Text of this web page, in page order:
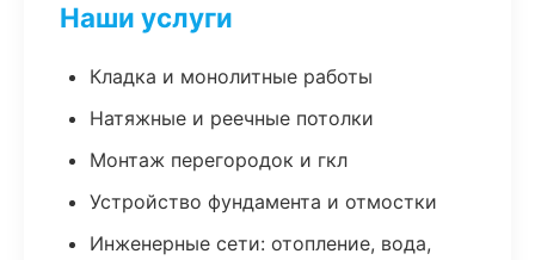
Наши услуги
Кладка и монолитные работы
Натяжные и реечные потолки
Монтаж перегородок и гкл
Устройство фундамента и отмостки
Инженерные сети: отопление, вода,